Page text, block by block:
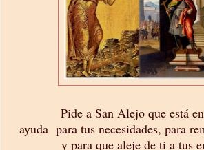
Pide a San Alejo que está
ayuda para tus necesidades, para
y para que aleje de ti a tus